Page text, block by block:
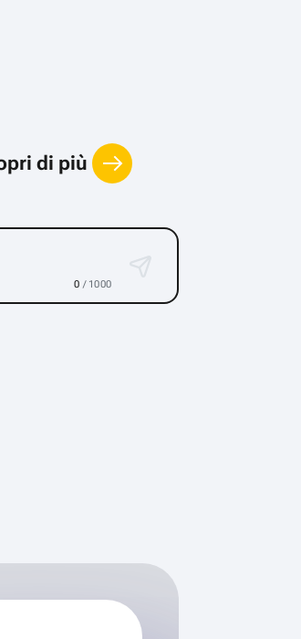
di più
0 / 1000